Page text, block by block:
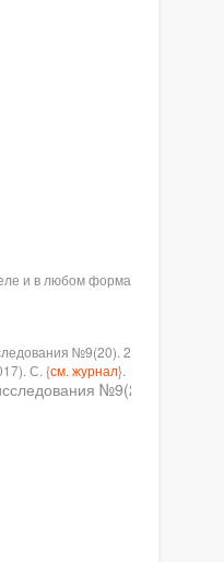
и в любом формате при указании
№9(20). 2017 / XX
С. {см. журнал}.
№9(20). 2017. С. {